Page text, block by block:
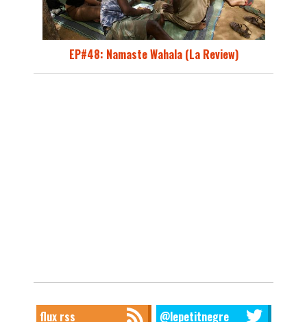
EP#48: Namaste Wahala (La Review)
flux rss @lepetitnegre